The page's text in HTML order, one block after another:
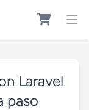
Laravel
paso